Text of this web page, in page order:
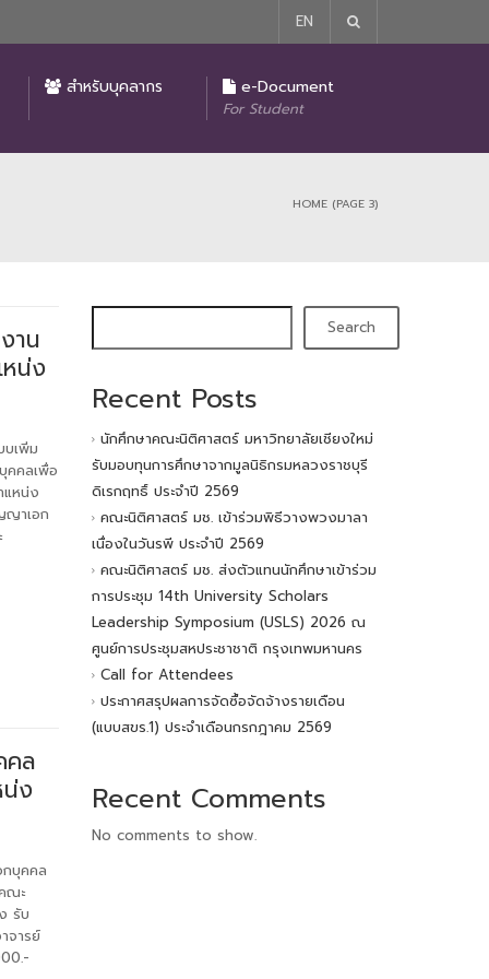
EN
สำหรับบุคลากร e-Document
For Student
HOME (PAGE 3)
าน
น่ง
บเพิ่ม
คคลเพื่อ
แหน่ง
าเอก
คล
ง
บุคคล
ณะ
รับ
จารย์
Search
Recent Posts
นักศึกษาคณะนิติศาสตร์ มหาวิทยาลัยเชียงใหม่
รับมอบทุนการศึกษาจากมูลนิธิกรมหลวงราชบุรี
ดิเรกฤทธิ์ ประจำปี 2569
คณะนิติศาสตร์ มช. เข้าร่วมพิธีวางพวงมาลา
เนื่องในวันรพี ประจำปี 2569
คณะนิติศาสตร์ มช. ส่งตัวแทนนักศึกษาเข้าร่วม
การประชุม 14th University Scholars
Leadership Symposium (USLS) 2026 ณ
ศูนย์การประชุมสหประชาชาติ กรุงเทพมหานคร
Call for Attendees
ประกาศสรุปผลการจัดซื้อจัดจ้างรายเดือน
(แบบสขร.1) ประจำเดือนกรกฎาคม 2569
Recent Comments
No comments to show.